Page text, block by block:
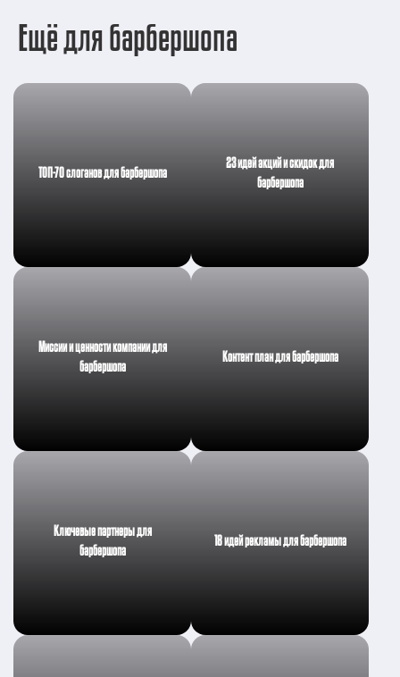
Ещё для барбершопа
ТОП-70 слоганов для барбершопа
23 идей акций и скидок для
барбершопа
Миссии и ценности компании для
барбершопа
Контент план для барбершопа
Ключевые партнеры для
барбершопа
18 идей рекламы для барбершопа